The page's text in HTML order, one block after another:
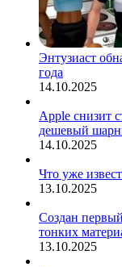
Энтузиаст
года
14.10.2025
Apple снизит
дешевый
14.10.2025
Что уже
13.10.2025
Создан
тонких
13.10.2025